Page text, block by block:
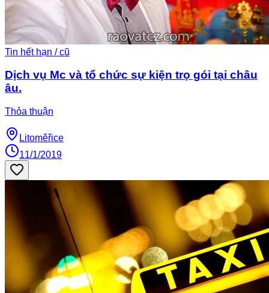
Tin hết hạn / cũ
Dịch vụ Mc và tổ chức sự kiện trọ gói tại châu
âu.
Thỏa thuận
Litoměřice
11/1/2019